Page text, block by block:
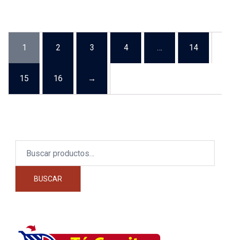
1 2 3 4 … 14
15 16 →
BUSCAR